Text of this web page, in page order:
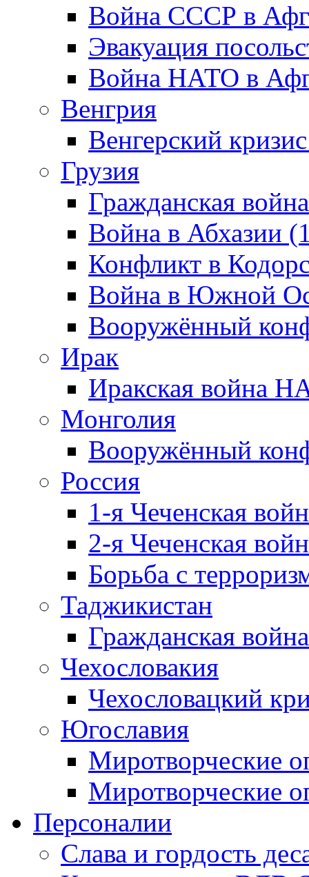
Война СССР в
Эвакуация
Война НАТО в
Венгрия
Венгерский
Грузия
Гражданская
Война в Абхазии
Конфликт в
Война в Южной
Вооружённый
Ирак
Иракская война
Монголия
Вооружённый
Россия
1-я Чеченская
2-я Чеченская
Борьба с
Таджикистан
Гражданская
Чехословакия
Чехословацкий
Югославия
Миротворческие
Миротворческие
Персоналии
Слава и гордость